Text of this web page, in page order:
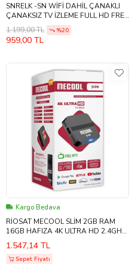
SNRELK -SN WİFİ DAHİL ÇANAKLI
ÇANAKSIZ TV İZLEME FULL HD FREE
IP TV UYDU ALICISI
1.199,00 TL %20
959,00 TL
Kargo Bedava
RİOSAT MECOOL SLİM 2GB RAM
16GB HAFIZA 4K ULTRA HD 2.4GHZ
WİFİ ANDROİD TV BOX
1.547,14 TL
Sepet Fiyatı